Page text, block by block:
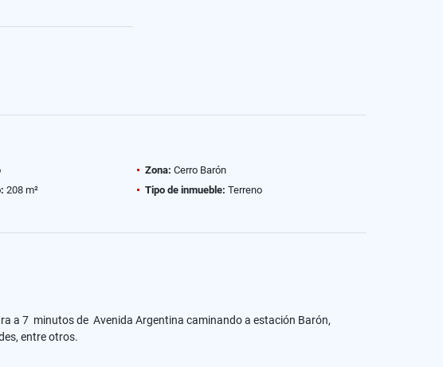
Zona: Cerro Barón
208 m² Tipo de inmueble: Terreno
a 7 minutos de Avenida Argentina caminando a estación Barón,
entre otros.